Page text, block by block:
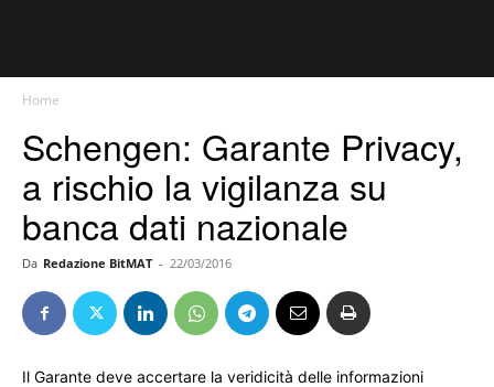
Home
Schengen: Garante Privacy,
a rischio la vigilanza su
banca dati nazionale
Da Redazione BitMAT - 22/03/2016
Il Garante deve accertare la veridicità delle informazioni